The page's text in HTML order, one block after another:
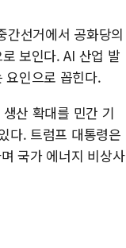
간선거에서 공화당의
보인다. AI 산업 발
요인으로 꼽힌다.
산 확대를 민간 기
다. 트럼프 대통령은
국가 에너지 비상사